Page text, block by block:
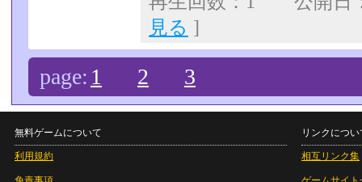
見る ]
page: 1 2 3
無料ゲームについて
利用規約
リンクについ
相互リンク集